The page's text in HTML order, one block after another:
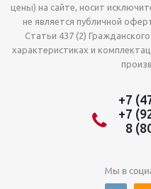
цены) на сайте, носит
не является публичной
Статьи 437 (2)
характеристиках и
+7
+7
8